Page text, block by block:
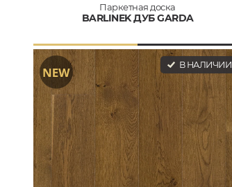
Паркетная доска
BARLINEK ДУБ GARDA
В НАЛИЧИИ